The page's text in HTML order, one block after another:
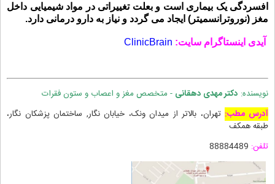
افسردگی یک بیماری است و بعلت تغییراتی در مواد شیمیایی داخل
مغز (نوروترانسمیتر ) ایجاد می گردد و نیاز به دارو درمانی دارد.
آیدی اینستاگرام سایت: ClinicBrain
نویسنده: دکتر مهدی دهقانی - متخصص مغز و اعصاب و ستون فقرات
آدرس مطب: تهران، بالاتر از میدان ونک، خیابان نگار, ساختمان پزشکان نگار،
طبقه همکف
تلفن: